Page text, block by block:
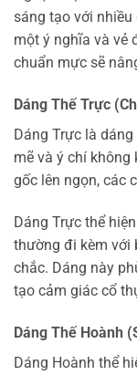
sáng tạo với
một ý nghĩa và vẻ
chuẩn mực sẽ
Dáng Thế Trực
Dáng Trực là
mẽ và ý chí
gốc lên ngọn, các
Dáng Trực thể
thường đi kèm với
chắc. Dáng này
tạo cảm giác cổ
Dáng Thế Hoành
Dáng Hoành thể